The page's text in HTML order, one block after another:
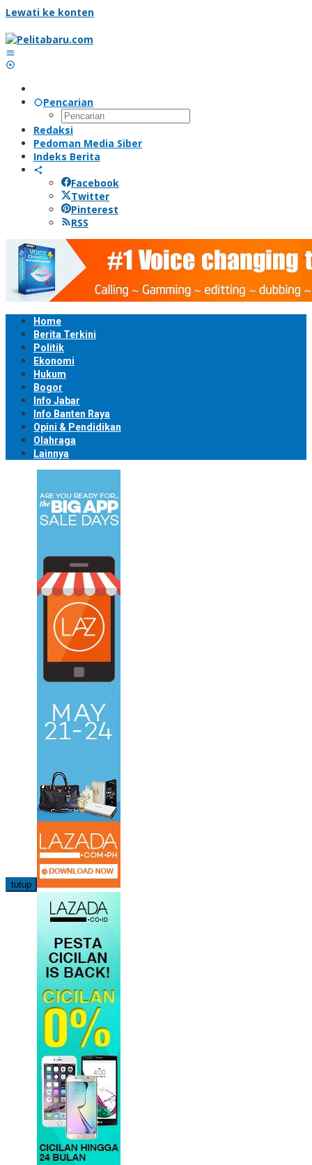
Lewati ke konten
Pencarian
Redaksi
Pedoman Media Siber
Indeks Berita
Facebook
Twitter
Pinterest
RSS
Home
Berita Terkini
Politik
Ekonomi
Hukum
Bogor
Info Jabar
Info Banten Raya
Opini & Pendidikan
Olahraga
Lainnya
tutup